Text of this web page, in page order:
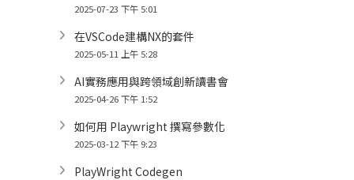
2025-07-23 下午 5:01
在VSCode建構NX的套件
2025-05-11 上午 5:28
AI實務應用與跨領域創新讀書會
2025-04-26 下午 1:52
如何用 Playwright 撰寫參數化
2025-03-12 下午 9:23
PlayWright Codegen